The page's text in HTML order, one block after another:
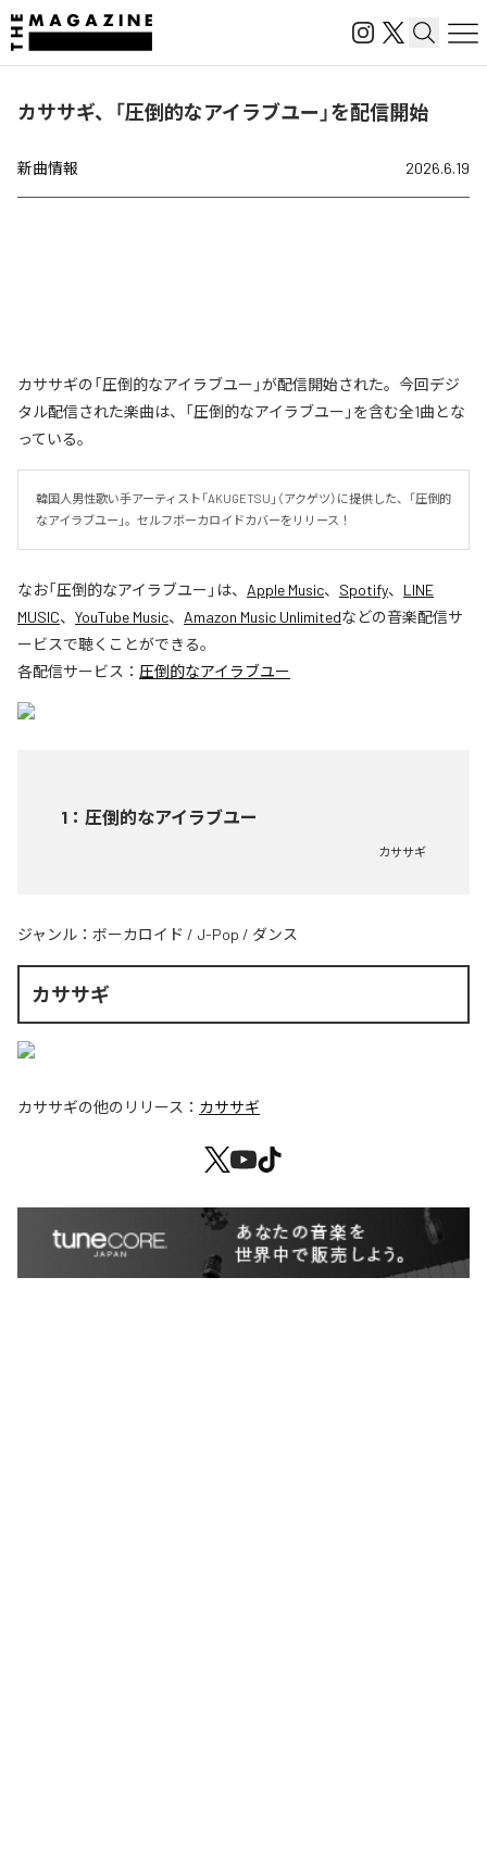
カササギ、「圧倒的なアイラブユー」を配信開始
新曲情報 2026.6.19
カササギの「圧倒的なアイラブユー」が配信開始された。今回デジ
タル配信された楽曲は、「圧倒的なアイラブユー」を含む全1曲とな
っている。
韓国人男性歌い手アーティスト「AKUGETSU」（アクゲツ）に提供した、「圧倒的
なアイラブユー」。セルフボーカロイドカバーをリリース！
なお「圧倒的なアイラブユー 」は、 Apple Music、 Spotify、 LINE
MUSIC、 YouTube Music、 Amazon Music Unlimitedなどの音楽配信サ
ービスで聴くことができる。
各配信サービス： 圧倒的なアイラブユー
1 ： 圧倒的なアイラブユー
カササギ
ジャンル： ボーカロイド / J-Pop / ダンス
カササギ
カササギの他のリリース： カササギ